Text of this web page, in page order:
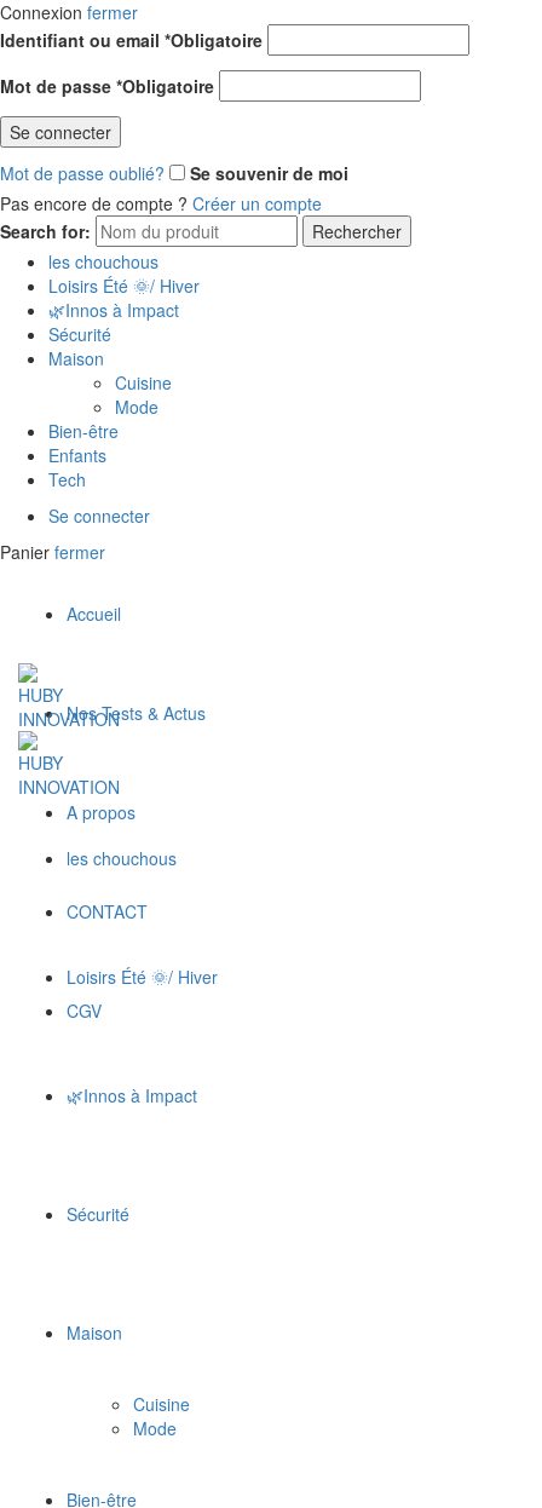
Connexion fermer
Identifiant ou email *Obligatoire
Mot de passe *Obligatoire
Se connecter
Mot de passe oublié?
Se souvenir de moi
Pas encore de compte ? Créer un compte
Search for:
Rechercher
les chouchous
Loisirs Été 🌞/ Hiver
🌿Innos à Impact
Sécurité
Maison
Cuisine
Mode
Bien-être
Enfants
Tech
Se connecter
Panier fermer
Accueil
Nos Tests & Actus
A propos
CONTACT
CGV
les chouchous
Loisirs Été 🌞/ Hiver
🌿Innos à Impact
Sécurité
Maison
Cuisine
Mode
Bien-être